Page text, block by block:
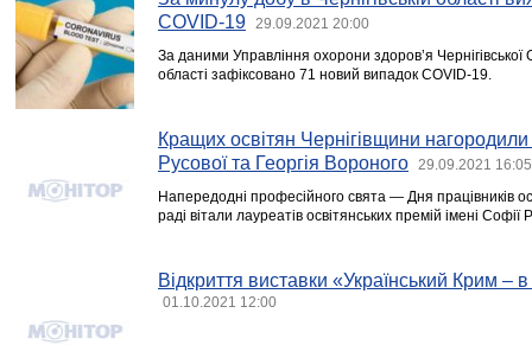
COVID-19
29.09.2021 20:00
За даними Управління охорони здоров’я
області зафіксовано 71 новий випадок COVID-19.
Кращих освітян Чернігівщини
Русової та Георгія Вороного
29.09.2021 16:05
Напередодні професійного свята — Дня працівників
раді вітали лауреатів освітянських премій імені Софії
Відкриття виставки «Український Крим – в
01.10.2021 12:00